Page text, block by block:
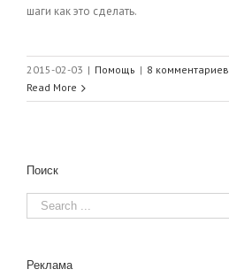
шаги как это сделать.
2015-02-03 | Помощь | 8 комментариев
Read More
Поиск
Реклама